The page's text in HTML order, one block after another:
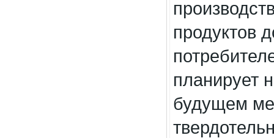
продуктов
планирует
будущем